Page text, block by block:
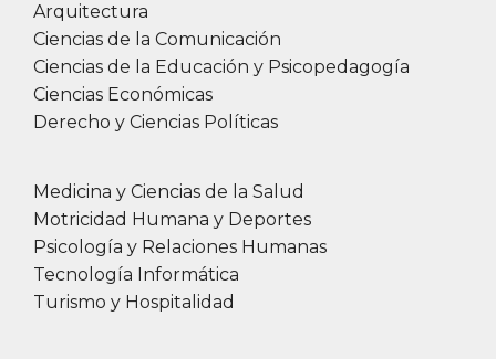
distancia de 2 metros, facilitando la
comunicación en sociedad de forma integral
y diversa.
Arquitectura
Ciencias de la Comunicación
Ciencias de la Educación y Psicopedagogía
Ciencias Económicas
Derecho y Ciencias Políticas
Medicina y Ciencias de la Salud
Motricidad Humana y Deportes
Psicología y Relaciones Humanas
Tecnología Informática
Turismo y Hospitalidad